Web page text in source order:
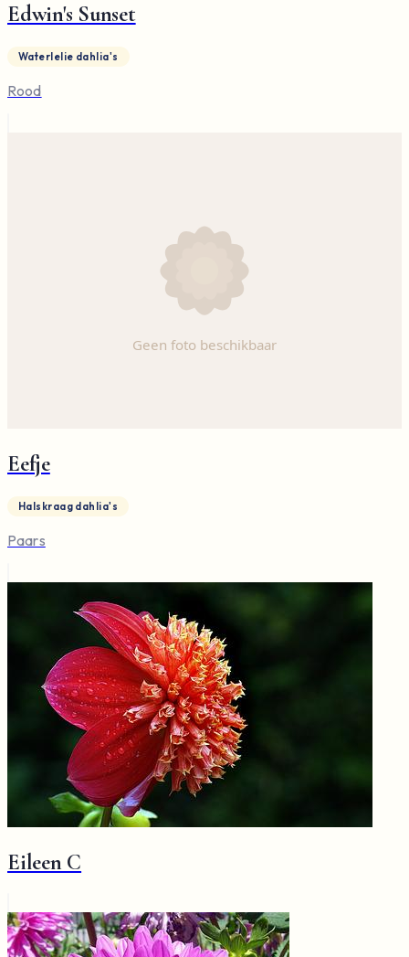
Edwin's Sunset
Waterlelie dahlia's
Rood
Eefje
Halskraag dahlia's
Paars
Eileen C